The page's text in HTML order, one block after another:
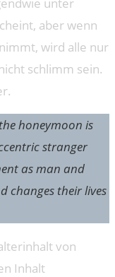
aber wenn
wird alle nur
schlimm sein.
honeymoon is
stranger
as man and
changes their lives
von
Inhalt